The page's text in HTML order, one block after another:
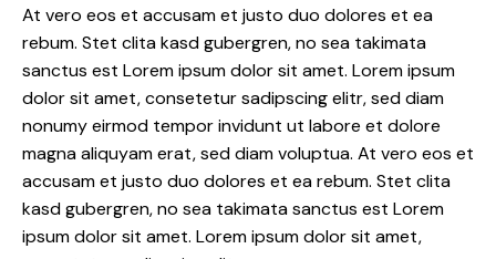
At vero eos et accusam et justo duo dolores et ea
rebum. Stet clita kasd gubergren, no sea takimata
sanctus est Lorem ipsum dolor sit amet. Lorem ipsum
dolor sit amet, consetetur sadipscing elitr, sed diam
nonumy eirmod tempor invidunt ut labore et dolore
magna aliquyam erat, sed diam voluptua. At vero eos et
accusam et justo duo dolores et ea rebum. Stet clita
kasd gubergren, no sea takimata sanctus est Lorem
ipsum dolor sit amet. Lorem ipsum dolor sit amet,